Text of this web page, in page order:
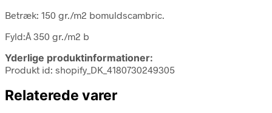
Betræk: 150 gr./m2 bomuldscambric.
Fyld:Â 350 gr./m2 b
Yderlige produktinformationer:
Produkt id: shopify_DK_4180730249305
Relaterede varer